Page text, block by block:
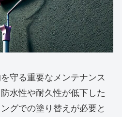
守る重要なメンテナンス
水性や耐久性が低下した
グでの塗り替えが必要と